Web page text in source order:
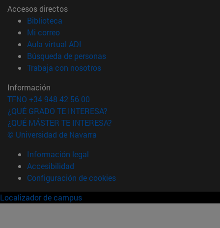
Accesos directos
Biblioteca
Mi correo(abre en nueva ventana)
Aula virtual ADI
Búsqueda de personas(abre en nueva ventana)
Trabaja con nosotros(abre en nueva ventana)
Información
TFNO +34 948 42 56 00
¿QUÉ GRADO TE INTERESA?
¿QUÉ MÁSTER TE INTERESA?
© Universidad de Navarra
Información legal
Accesibilidad
Configuración de cookies
Localizador de campus